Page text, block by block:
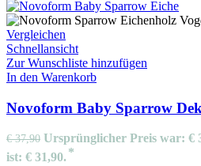
Vergleichen
Schnellansicht
Zur Wunschliste hinzufügen
In den Warenkorb
Novoform Baby Sparrow
€37,90 Ursprünglicher Preis war: €
ist: € 31,90.